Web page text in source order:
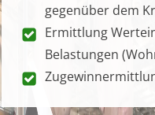
gegenüber dem
Ermittlung
Belastungen